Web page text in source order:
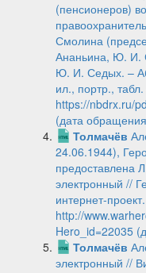
(пенсионеров)
Смолина
Ананьина, Ю. И.
Ю. И. Седых. –
ил., портр.,
https://nbdrx.ru/
(дата
Толмачёв
24.06.1944),
предоставлена
электронный //
интернет-
http://
Hero_id=22035
Толмачёв
электронный //